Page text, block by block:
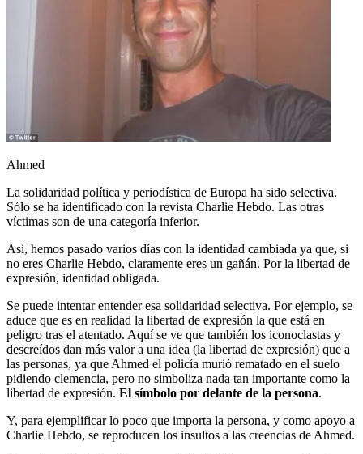
Ahmed
La solidaridad política y periodística de Europa ha sido selectiva.
Sólo se ha identificado con la revista Charlie Hebdo. Las otras
víctimas son de una categoría inferior.
Así, hemos pasado varios días con la identidad cambiada ya que, si
no eres Charlie Hebdo, claramente eres un gañán. Por la libertad de
expresión, identidad obligada.
Se puede intentar entender esa solidaridad selectiva. Por ejemplo, se
aduce que es en realidad la libertad de expresión la que está en
peligro tras el atentado. Aquí se ve que también los iconoclastas y
descreídos dan más valor a una idea (la libertad de expresión) que a
las personas, ya que Ahmed el policía murió rematado en el suelo
pidiendo clemencia, pero no simboliza nada tan importante como la
libertad de expresión. El símbolo por delante de la persona.
Y, para ejemplificar lo poco que importa la persona, y como apoyo a
Charlie Hebdo, se reproducen los insultos a las creencias de Ahmed.